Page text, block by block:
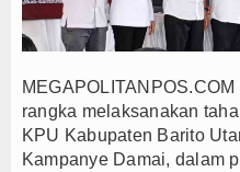
PWHI Kota
Nurhadi
Bupati
rangka melaksanakan
KPU Kabupaten Barito
Kampanye Damai, dalam